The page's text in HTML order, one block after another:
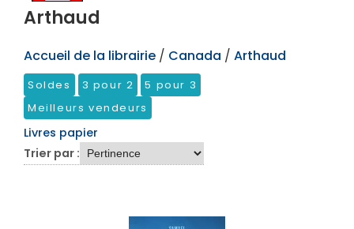
Arthaud
Accueil de la librairie / Canada / Arthaud
Soldes 3 pour 2
5 pour 3
Meilleurs vendeurs
Livres papier
Trier par :